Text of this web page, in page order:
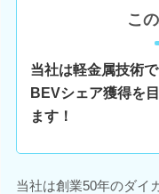
こ
当社は軽金属技術
BEVシェア獲得を
ます！
当社は創業50年のダイ